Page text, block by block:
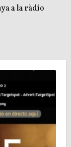
a la ràdio